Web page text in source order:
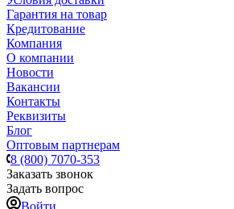
Гарантия на товар
Кредитование
Компания
О компании
Новости
Вакансии
Контакты
Реквизиты
Блог
Оптовым партнерам
8 (800) 7070-353
Заказать звонок
Задать вопрос
Войти